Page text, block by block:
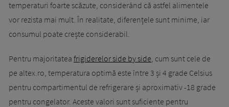
temperaturi foarte scăzute, considerând că astfel alimentele
vor rezista mai mult. În realitate, diferențele sunt minime, iar
consumul poate crește considerabil.
Pentru majoritatea frigiderelor side by side , cum sunt cele de
pe altex.ro, temperatura optimă este între 3 și 4 grade Celsius
pentru compartimentul de refrigerare și aproximativ -18 grade
pentru congelator. Aceste valori sunt suficiente pentru